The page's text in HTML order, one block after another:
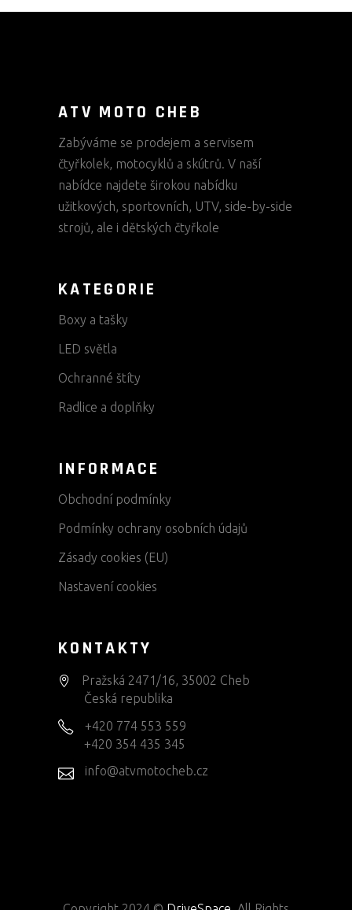
ATV MOTO CHEB
Zabýváme se prodejem a servisem
čtyřkolek, motocyklů a skútrů. V naší
nabídce najdete širokou nabídku
užitkových, sportovních, UTV, side-by-side
strojů, ale i dětských čtyřkole
KATEGORIE
Boxy a tašky
LED světla
Ochranné štíty
Radlice a doplňky
INFORMACE
Obchodní podmínky
Podmínky ochrany osobních údajů
Zásady cookies (EU)
Nastavení cookies
KONTAKTY
Pražská 2471/16, 35002 Cheb
Česká republika
+420 774 553 559
+420 354 435 345
info@atvmotocheb.cz